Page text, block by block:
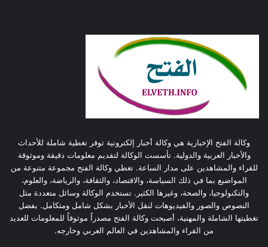
وكالة الفتح الإخبارية هي وكالة أخبار إلكترونية توفر تغطية شاملة للأحداث
والأخبار العربية والدولية. تأسست الوكالة لتقديم معلومات دقيقة وموثوقة
للقراء والمشاهدين على مدار الساعة. تغطي وكالة الفتح مجموعة متنوعة من
المواضيع بما في ذلك السياسة، والاقتصاد، والثقافة، والرياضة، والعلوم،
والتكنولوجيا، والصحة، وغيرها الكثير. تستخدم الوكالة وسائل متعددة مثل
النصوص والصور والفيديوهات لنقل الأخبار بشكل شامل ومتكامل. بفضل
تغطيتها الشاملة والمهنية، أصبحت وكالة الفتح مصدراً موثوقاً للمعلومات للعديد
من القراء والمشاهدين في العالم العربي وخارجه.